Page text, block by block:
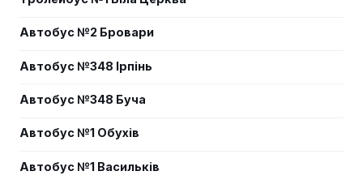
Автобус №2 Бровари
Автобус №348 Ірпінь
Автобус №348 Буча
Автобус №1 Обухів
Автобус №1 Васильків